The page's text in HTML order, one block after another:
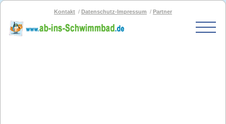
Kontakt Datenschutz-Impressum Partner